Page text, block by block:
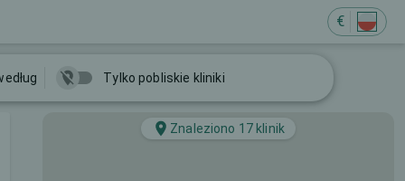
€
Tylko pobliskie kliniki
Znaleziono 17 klinik